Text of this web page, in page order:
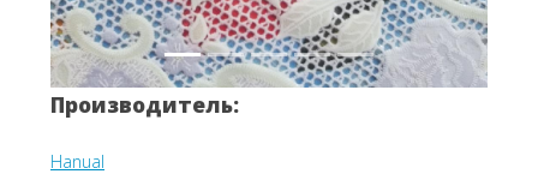
Производитель:
Hanual